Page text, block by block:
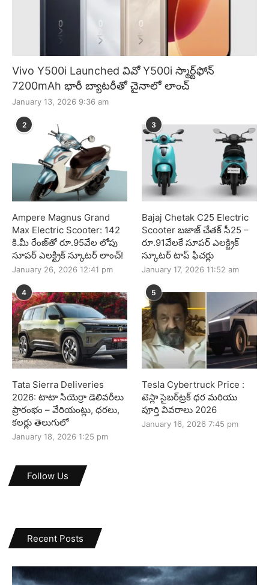
Vivo Y500i Launched వివో Y500i స్మార్ట్‌ఫోన్
7200mAh భారీ బ్యాటరీతో చైనాలో లాంచ్
January 13, 2026 9:36 am
2
Ampere Magnus Grand
Max Electric Scooter: 142
కి.మీ రేంజ్‌తో రూ.95వేల లోపు
సూపర్ ఎలక్ట్రిక్ స్కూటర్ లాంచ్!
January 26, 2026 12:41 pm
3
Bajaj Chetak C25 Electric
Scooter బజాజ్ చేతక్ సీ25 –
రూ.91వేలకే సూపర్ ఎలక్ట్రిక్
స్కూటర్ టాప్ ఫీచర్లు
January 17, 2026 11:52 am
4
Tata Sierra Deliveries
2026: టాటా సియెర్రా డెలివరీలు
ప్రారంభం – వేరియంట్లు, ధరలు,
కలర్లు తెలుగులో
January 18, 2026 1:25 pm
5
Tesla Cybertruck Price :
టెస్లా సైబర్‌ట్రక్ ధర మరియు
పూర్తి వివరాలు 2026
January 16, 2026 7:45 pm
Follow Us
Recent Posts